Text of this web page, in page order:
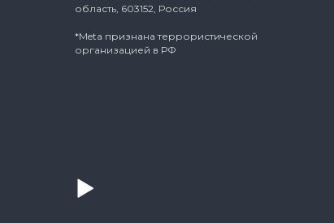
область, 603152, Россия
*Meta признана террористической
организацией в РФ